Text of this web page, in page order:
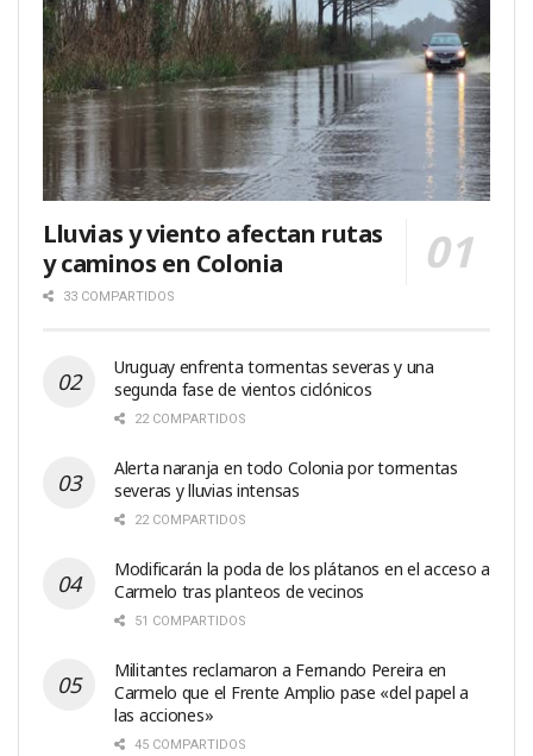
Lluvias y viento afectan rutas
y caminos en Colonia
33 COMPARTIDOS
Uruguay enfrenta tormentas severas y una
segunda fase de vientos ciclónicos
22 COMPARTIDOS
Alerta naranja en todo Colonia por tormentas
severas y lluvias intensas
22 COMPARTIDOS
Modificarán la poda de los plátanos en el acceso a
Carmelo tras planteos de vecinos
51 COMPARTIDOS
Militantes reclamaron a Fernando Pereira en
Carmelo que el Frente Amplio pase «del papel a
las acciones»
45 COMPARTIDOS